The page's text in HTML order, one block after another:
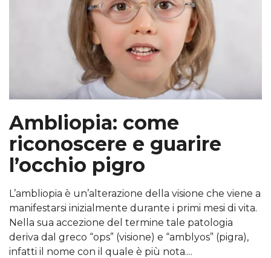
Ambliopia: come
riconoscere e guarire
l’occhio pigro
L’ambliopia è un’alterazione della visione che viene a
manifestarsi inizialmente durante i primi mesi di vita.
Nella sua accezione del termine tale patologia
deriva dal greco “ops” (visione) e “amblyos” (pigra),
infatti il nome con il quale è più nota....